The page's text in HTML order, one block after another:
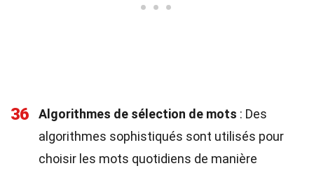
36 Algorithmes de sélection de mots : Des
algorithmes sophistiqués sont utilisés pour
choisir les mots quotidiens de manière